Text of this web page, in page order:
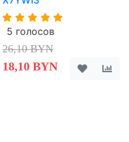
5 голосов
26,10 BYN
18,10 BYN